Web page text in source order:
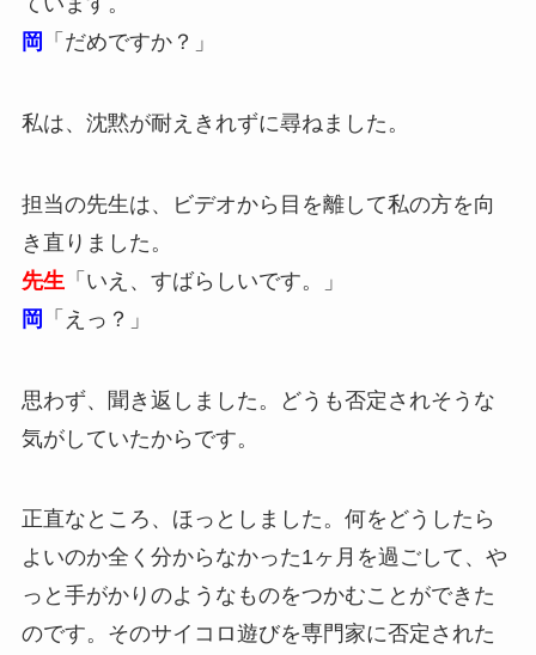
岡
「だめですか？」
私は、沈黙が耐えきれずに尋ねました。
担当の先生は、ビデオから目を離して私の方を向
き直りました。
先生 「いえ、すばらしいです。」
岡
「えっ？」
思わず、聞き返しました。どうも否定されそうな
気がしていたからです。
正直なところ、ほっとしました。何をどうしたら
よいのか全く分からなかった1ヶ月を過ごして、や
っと手がかりのようなものをつかむことができた
のです。そのサイコロ遊びを専門家に否定された